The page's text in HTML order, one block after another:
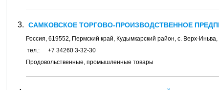
САМКОВСКОЕ ТОРГОВО-ПРОИЗВОДСТВЕННОЕ
Россия, 619552, Пермский край, Кудымкарский район, с. Верх-Иньва
тел.:
+7 34260 3-32-30
Продовольственные, промышленные товары